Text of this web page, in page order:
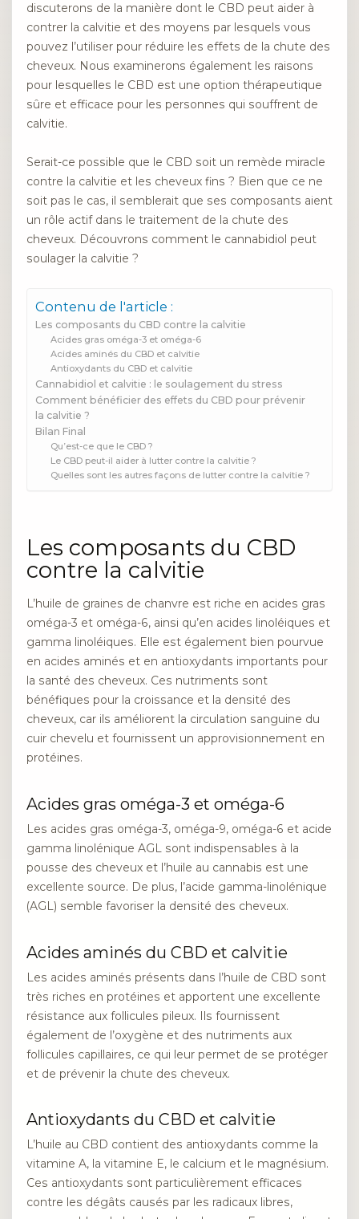
discuterons de la manière dont le CBD peut aider à
contrer la calvitie et des moyens par lesquels vous
pouvez l’utiliser pour réduire les effets de la chute des
cheveux. Nous examinerons également les raisons
pour lesquelles le CBD est une option thérapeutique
sûre et efficace pour les personnes qui souffrent de
calvitie.
Serait-ce possible que le CBD soit un remède miracle
contre la calvitie et les cheveux fins ? Bien que ce ne
soit pas le cas, il semblerait que ses composants aient
un rôle actif dans le traitement de la chute des
cheveux. Découvrons comment le cannabidiol peut
soulager la calvitie ?
Contenu de l'article :
Les composants du CBD contre la calvitie
Acides gras oméga-3 et oméga-6
Acides aminés du CBD et calvitie
Antioxydants du CBD et calvitie
Cannabidiol et calvitie : le soulagement du stress
Comment bénéficier des effets du CBD pour prévenir
la calvitie ?
Bilan Final
Qu’est-ce que le CBD ?
Le CBD peut-il aider à lutter contre la calvitie ?
Quelles sont les autres façons de lutter contre la calvitie ?
Les composants du CBD
contre la calvitie
L’huile de graines de chanvre est riche en acides gras
oméga-3 et oméga-6, ainsi qu’en acides linoléiques et
gamma linoléiques. Elle est également bien pourvue
en acides aminés et en antioxydants importants pour
la santé des cheveux. Ces nutriments sont
bénéfiques pour la croissance et la densité des
cheveux, car ils améliorent la circulation sanguine du
cuir chevelu et fournissent un approvisionnement en
protéines.
Acides gras oméga-3 et oméga-6
Les acides gras oméga-3, oméga-9, oméga-6 et acide
gamma linolénique AGL sont indispensables à la
pousse des cheveux et l’huile au cannabis est une
excellente source. De plus, l’acide gamma-linolénique
(AGL) semble favoriser la densité des cheveux.
Acides aminés du CBD et calvitie
Les acides aminés présents dans l’huile de CBD sont
très riches en protéines et apportent une excellente
résistance aux follicules pileux. Ils fournissent
également de l’oxygène et des nutriments aux
follicules capillaires, ce qui leur permet de se protéger
et de prévenir la chute des cheveux.
Antioxydants du CBD et calvitie
L’huile au CBD contient des antioxydants comme la
vitamine A, la vitamine E, le calcium et le magnésium.
Ces antioxydants sont particulièrement efficaces
contre les dégâts causés par les radicaux libres,